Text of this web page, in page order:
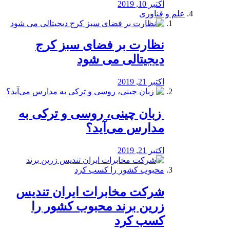
اکتبر 10, 2019
علم و فناوری
نظارت بر فضای سبز کرج
دیجیتالی می شود
اکتبر 21, 2019
️ زبان چینی، روسی و ترکی به
مدارس می‌آید؟
اکتبر 21, 2019
شرکت مخابرات ایران تندیس
زرین برند محبوب کشور را
کسب کرد